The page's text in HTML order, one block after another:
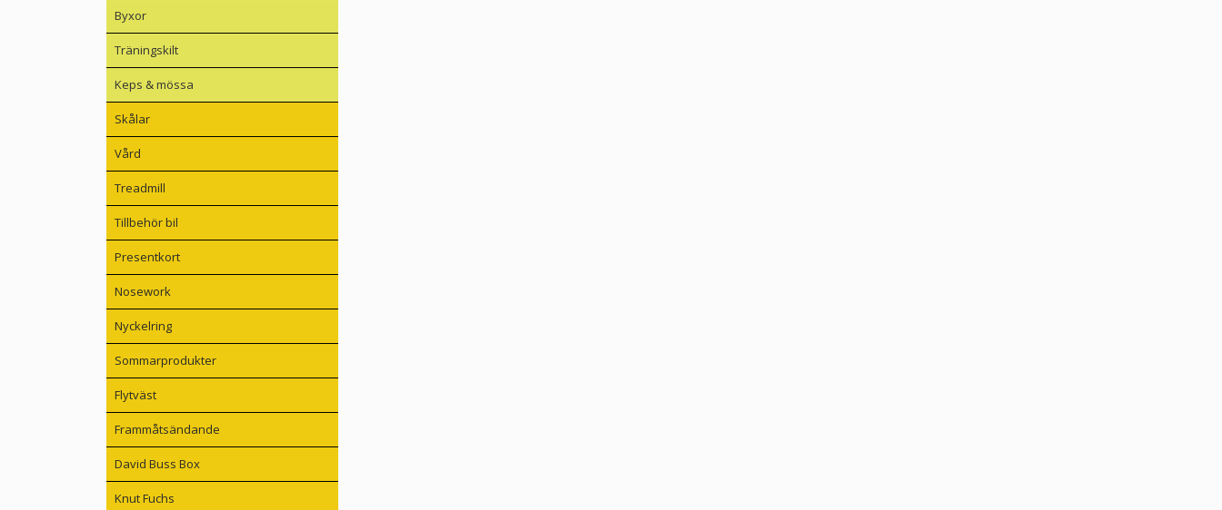
Byxor
Träningskilt
Keps & mössa
Skålar
Vård
Treadmill
Tillbehör bil
Presentkort
Nosework
Nyckelring
Sommarprodukter
Flytväst
Frammåtsändande
David Buss Box
Knut Fuchs